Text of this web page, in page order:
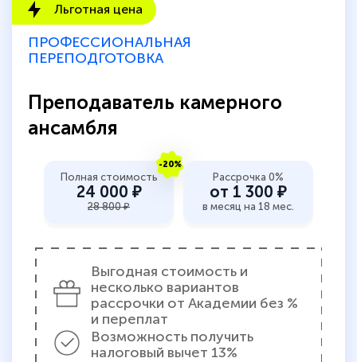
Льготная цена
ПРОФЕССИОНАЛЬНАЯ
ПЕРЕПОДГОТОВКА
Преподаватель камерного
ансамбля
-20%
Полная стоимость
24 000 ₽
28 800 ₽
Рассрочка 0%
от 1 300 ₽
в месяц на 18 мес.
Выгодная стоимость и
несколько вариантов
рассрочки от Академии без %
и переплат
Возможность получить
налоговый вычет 13%